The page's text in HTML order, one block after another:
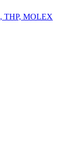
MOLEX